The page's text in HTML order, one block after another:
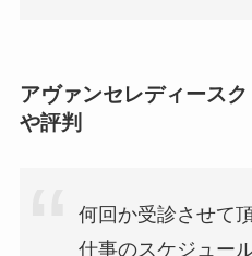
アヴァンセレディース
や評判
何回か受診させて
仕事のスケジュー